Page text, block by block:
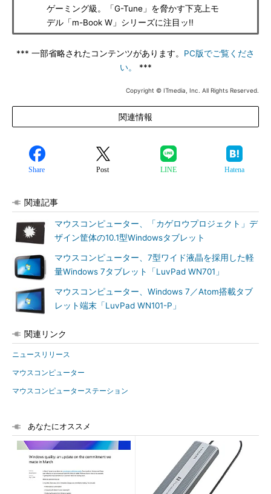
ゲーミング級。「G-Tune」を脅かす下克上モ
デル「m-Book W」シリーズに注目ッ!!
*** 一部省略されたコンテンツがあります。 PC版でご覧くださ
い。
***
Copyright © ITmedia, Inc. All Rights Reserved.
関連情報
Share Post LINE Hatena
関連記事
マウスコンピューター、「カゲロウプロジェクト」デ
ザイン筐体の10.1型Windowsタブレット
マウスコンピューター、7型ワイド液晶を採用した軽
量Windows 7タブレット「LuvPad WN701」
マウスコンピューター、Windows 7／Atom搭載タブ
レット端末「LuvPad WN101-P」
関連リンク
ニュースリリース
マウスコンピューター
マウスコンピューターステーション
あなたにオススメ